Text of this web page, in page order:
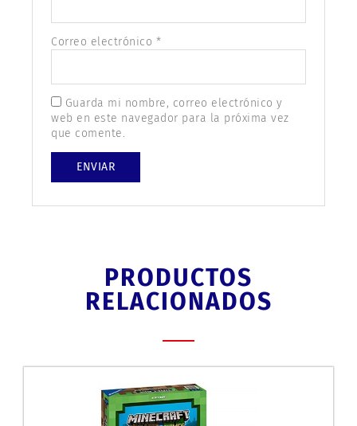
Correo electrónico *
Guarda mi nombre, correo electrónico y
web en este navegador para la próxima vez
que comente.
PRODUCTOS
RELACIONADOS